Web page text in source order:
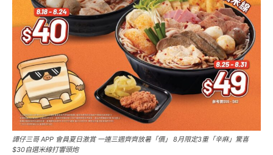
譚仔三哥 APP 會員夏日激賞 一連三週齊齊放暑「價」 8月限定3重「辛麻」驚喜
$30自選米線打響頭炮